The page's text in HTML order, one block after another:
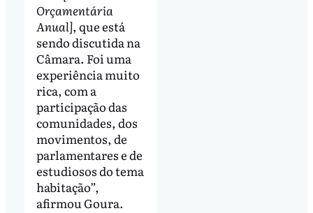
Orçamentária
Anual], que está
sendo discutida na
Câmara. Foi uma
experiência muito
rica, com a
participação das
comunidades, dos
movimentos, de
parlamentares e de
estudiosos do tema
habitação”,
afirmou Goura.